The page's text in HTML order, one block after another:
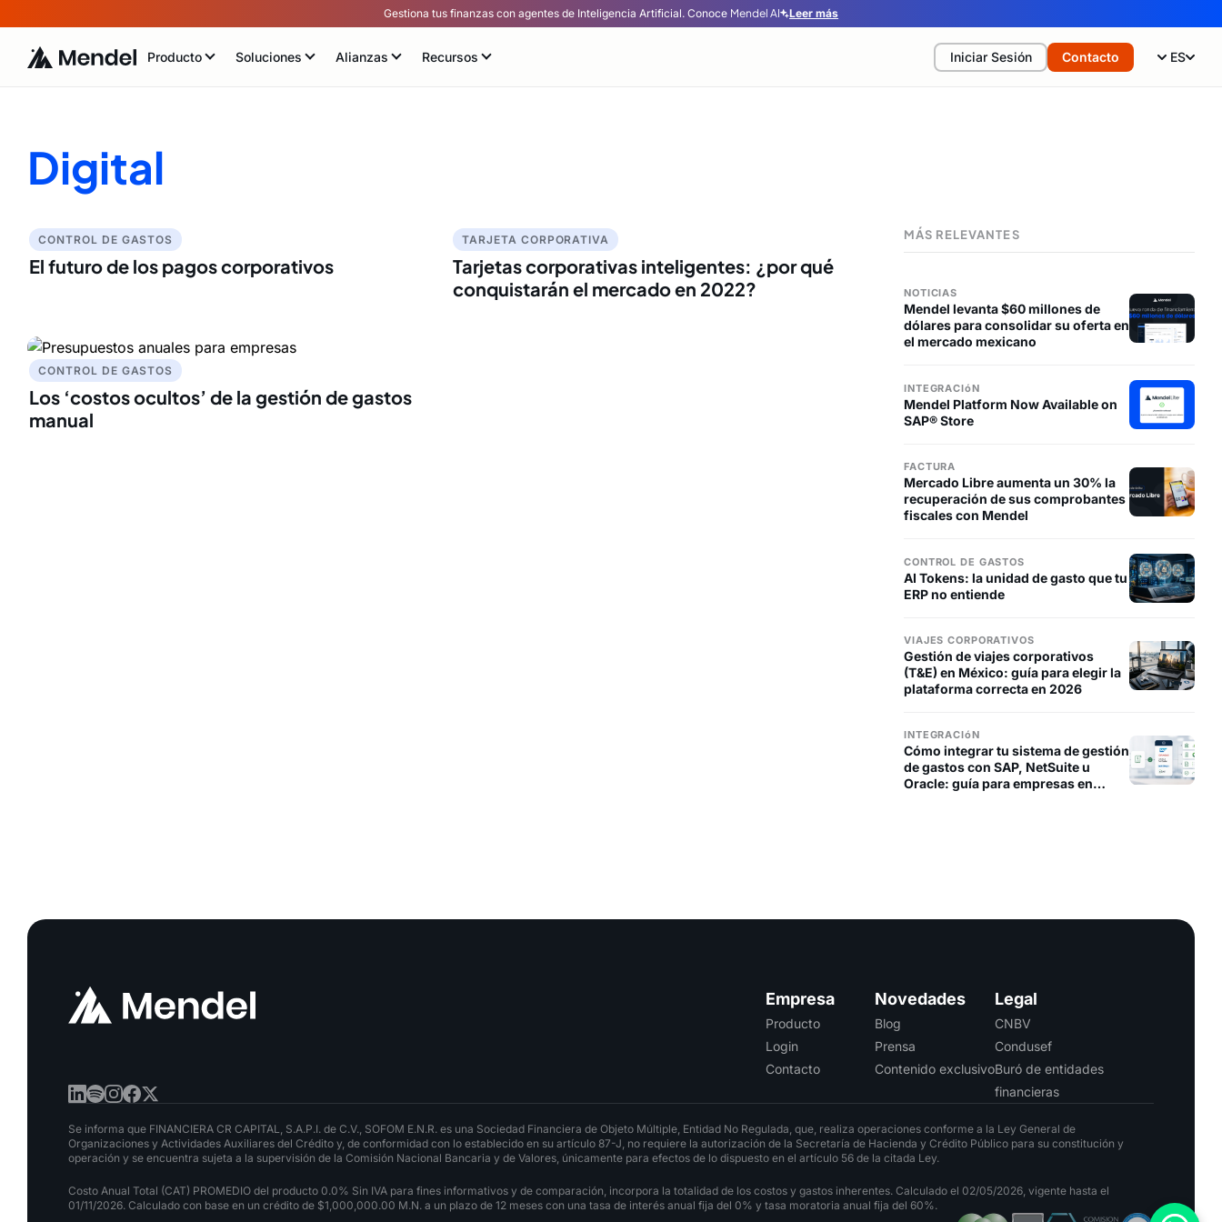
Gestiona tus finanzas con agentes de Inteligencia Artificial. Conoce Mendel AI Leer más
Producto Soluciones Alianzas Recursos Iniciar Sesión Contacto ES
Digital
CONTROL DE GASTOS
El futuro de los pagos corporativos
TARJETA CORPORATIVA
Tarjetas corporativas inteligentes: ¿por qué
conquistarán el mercado en 2022?
CONTROL DE GASTOS
Los ‘costos ocultos’ de la gestión de gastos
manual
MÁS RELEVANTES
NOTICIAS
Mendel levanta $60 millones de
dólares para consolidar su oferta en
el mercado mexicano
INTEGRACIóN
Mendel Platform Now Available on
SAP® Store
FACTURA
Mercado Libre aumenta un 30% la
recuperación de sus comprobantes
fiscales con Mendel
CONTROL DE GASTOS
AI Tokens: la unidad de gasto que tu
ERP no entiende
VIAJES CORPORATIVOS
Gestión de viajes corporativos
(T&E) en México: guía para elegir la
plataforma correcta en 2026
INTEGRACIóN
Cómo integrar tu sistema de gestión
de gastos con SAP, NetSuite u
Oracle: guía para empresas en
Empresa
Producto
Login
Contacto
Novedades
Blog
Prensa
Contenido exclusivo
Legal
CNBV
Condusef
Buró de entidades
financieras
Se informa que FINANCIERA CR CAPITAL, S.A.P.I. de C.V., SOFOM E.N.R. es una Sociedad Financiera de Objeto Múltiple, Entidad No Regulada, que, realiza operaciones conforme a la Ley General de
Organizaciones y Actividades Auxiliares del Crédito y, de conformidad con lo establecido en su artículo 87-J, no requiere la autorización de la Secretaría de Hacienda y Crédito Público para su constitución y
operación y se encuentra sujeta a la supervisión de la Comisión Nacional Bancaria y de Valores, únicamente para efectos de lo dispuesto en el artículo 56 de la citada Ley.
Costo Anual Total (CAT) PROMEDIO del producto 0.0% Sin IVA para fines informativos y de comparación, incorpora la totalidad de los costos y gastos inherentes. Calculado el 02/05/2026, vigente hasta el
01/11/2026. Calculado con base en un crédito de $1,000,000.00 M.N. a un plazo de 12 meses con una tasa de interés anual fija del 0% y tasa moratoria anual fija del 60%.